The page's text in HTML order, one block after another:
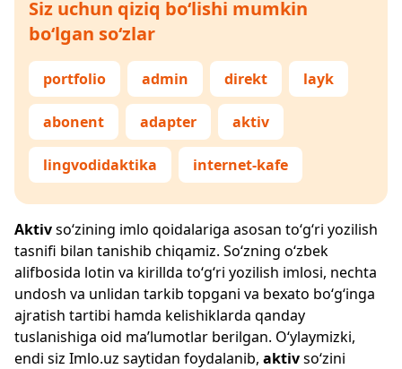
Siz uchun qiziq bo‘lishi mumkin
bo‘lgan so‘zlar
portfolio admin direkt layk
abonent adapter aktiv
lingvodidaktika internet-kafe
Aktivso‘zining imlo qoidalariga asosan to‘g‘ri yozilish
tasnifi bilan tanishib chiqamiz. So‘zning o‘zbek
alifbosida lotin va kirillda to‘g‘ri yozilish imlosi, nechta
undosh va unlidan tarkib topgani va bexato bo‘g‘inga
ajratish tartibi hamda kelishiklarda qanday
tuslanishiga oid ma’lumotlar berilgan. O‘ylaymizki,
endi siz Imlo.uz saytidan foydalanib, aktivso‘zini